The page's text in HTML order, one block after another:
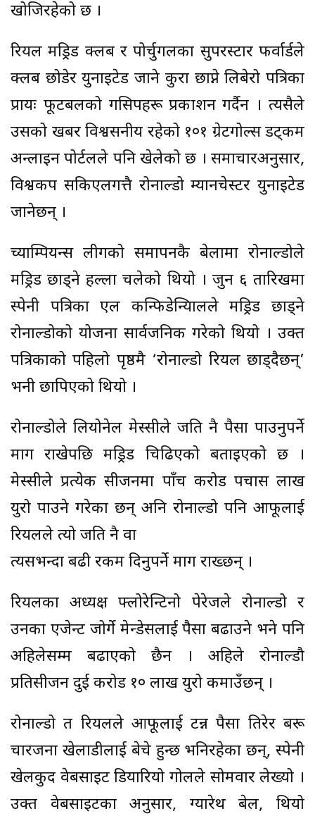
खोजिरहेको छ ।
रियल मड्रिड क्लब र पोर्चुगलका सुपरस्टार फर्वार्डले
क्लब छोडेर युनाइटेड जाने कुरा छाप्ने लिबेरो पत्रिका
प्रायः फूटबलको गसिपहरू प्रकाशन गर्दैन । त्यसैले
उसको खबर विश्वसनीय रहेको १०१ ग्रेटगोल्स डट्कम
अन्लाइन पोर्टलले पनि खेलेको छ । समाचारअनुसार,
विश्वकप सकिएलगत्तै रोनाल्डो म्यानचेस्टर युनाइटेड
जानेछन् ।
च्याम्पियन्स लीगको समापनकै बेलामा रोनाल्डोले
मड्रिड छाड्ने हल्ला चलेको थियो । जुन ६ तारिखमा
स्पेनी पत्रिका एल कन्फिडेन्यिालले मड्रिड छाड्ने
रोनाल्डोको योजना सार्वजनिक गरेको थियो । उक्त
पत्रिकाको पहिलो पृष्ठमै ‘रोनाल्डो रियल छाड्दैछन्’
भनी छापिएको थियो ।
रोनाल्डोले लियोनेल मेस्सीले जति नै पैसा पाउनुपर्ने
माग राखेपछि मड्रिड चिढिएको बताइएको छ ।
मेस्सीले प्रत्येक सीजनमा पाँच करोड पचास लाख
युरो पाउने गरेका छन् अनि रोनाल्डो पनि आफूलाई
रियलले त्यो जति नै वा
त्यसभन्दा बढी रकम दिनुपर्ने माग राख्छन् ।
रियलका अध्यक्ष फ्लोरेन्टिनो पेरेजले रोनाल्डो र
उनका एजेन्ट जोर्गे मेन्डेसलाई पैसा बढाउने भने पनि
अहिलेसम्म बढाएको छैन । अहिले रोनाल्डौ
प्रतिसीजन दुई करोड १० लाख युरो कमाउँछन् ।
रोनाल्डो त रियलले आफूलाई टन्न पैसा तिरेर बरू
चारजना खेलाडीलाई बेचे हुन्छ भनिरहेका छन्, स्पेनी
खेलकुद वेबसाइट डियारियो गोलले सोमवार लेख्यो ।
उक्त वेबसाइटका अनुसार, ग्यारेथ बेल, थियो